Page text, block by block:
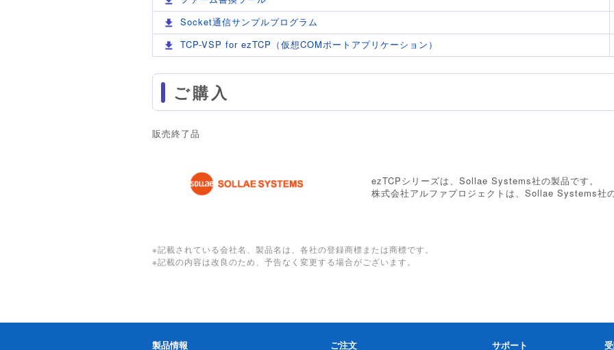
Socket通信サンプルプログラム
TCP-VSP for ezTCP（仮想COMポートアプリケーション）
ご購入
販売終了品
ezTCPシリーズは、Sollae Systems社の製品です。
株式会社アルファプロジェクトは、Sollae Systems社
※記載されている会社名、製品名は、各社の登録商標または商標です。
※記載の内容は改良のため、予告なく変更する場合がございます。
製品情報 ご注文 サポート